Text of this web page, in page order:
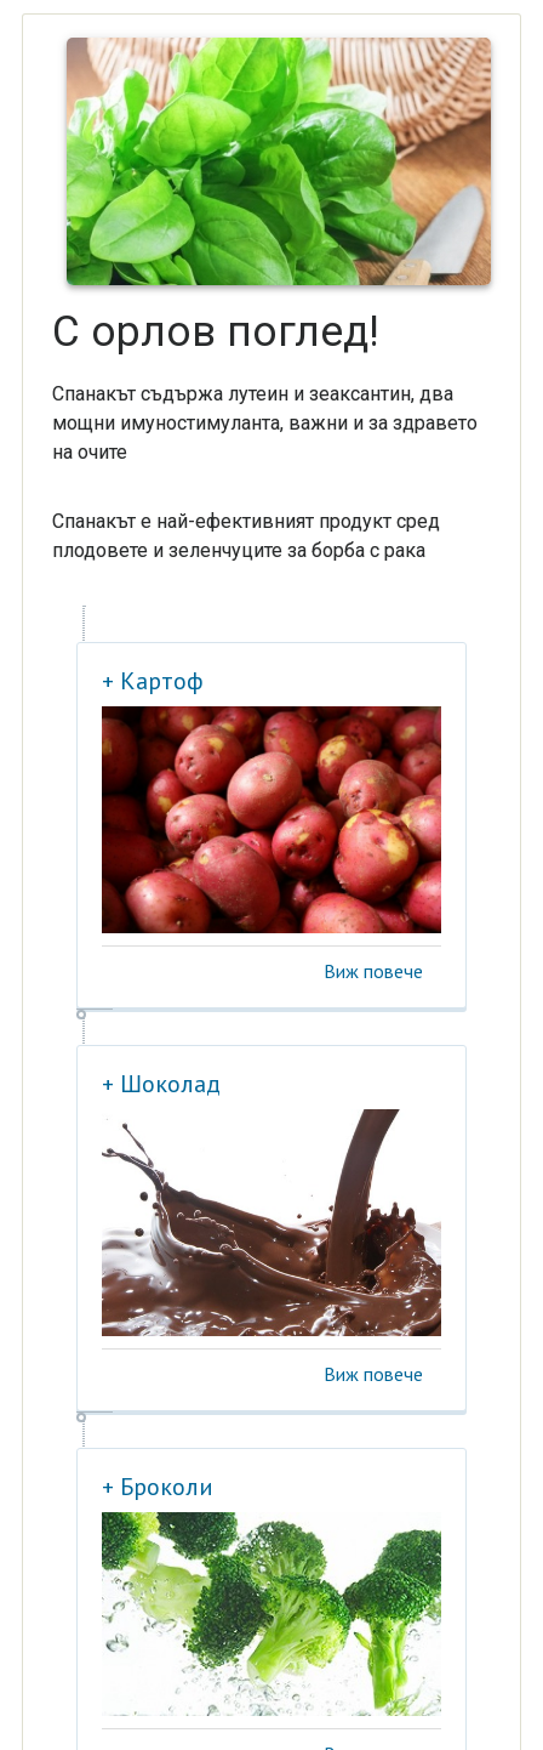
С орлов поглед!
Спанакът съдържа лутеин и зеаксантин, два
мощни имуностимуланта, важни и за здравето
на очите
Спанакът е най-ефективният продукт сред
плодовете и зеленчуците за борба с рака
+ Картоф
Виж повече
+ Шоколад
Виж повече
+ Броколи